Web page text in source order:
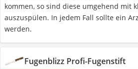
kommen, so sind diese umgehend mit
auszuspülen. In jedem Fall sollte ein
werden.
Fugenblizz Profi-Fugenstift